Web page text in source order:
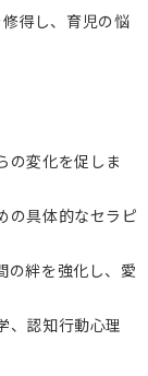
得し、育児の悩
の変化を促しま
の具体的なセラピ
の絆を強化し、愛
、認知行動心理